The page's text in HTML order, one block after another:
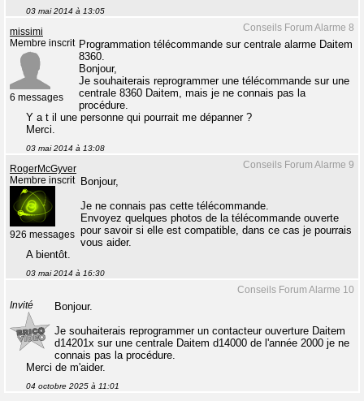
03 mai 2014 à 13:05
Conseils Forum Alarme 8
missimi
Membre inscrit
6 messages
Programmation télécommande sur centrale alarme Daitem
8360.
Bonjour,
Je souhaiterais reprogrammer une télécommande sur une
centrale 8360 Daitem, mais je ne connais pas la
procédure.
Y a t il une personne qui pourrait me dépanner ?
Merci.
03 mai 2014 à 13:08
Conseils Forum Alarme 9
RogerMcGyver
Membre inscrit
926 messages
Bonjour,
Je ne connais pas cette télécommande.
Envoyez quelques photos de la télécommande ouverte
pour savoir si elle est compatible, dans ce cas je pourrais
vous aider.
A bientôt.
03 mai 2014 à 16:30
Conseils Forum Alarme 10
Invité
Bonjour.
Je souhaiterais reprogrammer un contacteur ouverture Daitem
d14201x sur une centrale Daitem d14000 de l'année 2000 je ne
connais pas la procédure.
Merci de m'aider.
04 octobre 2025 à 11:01